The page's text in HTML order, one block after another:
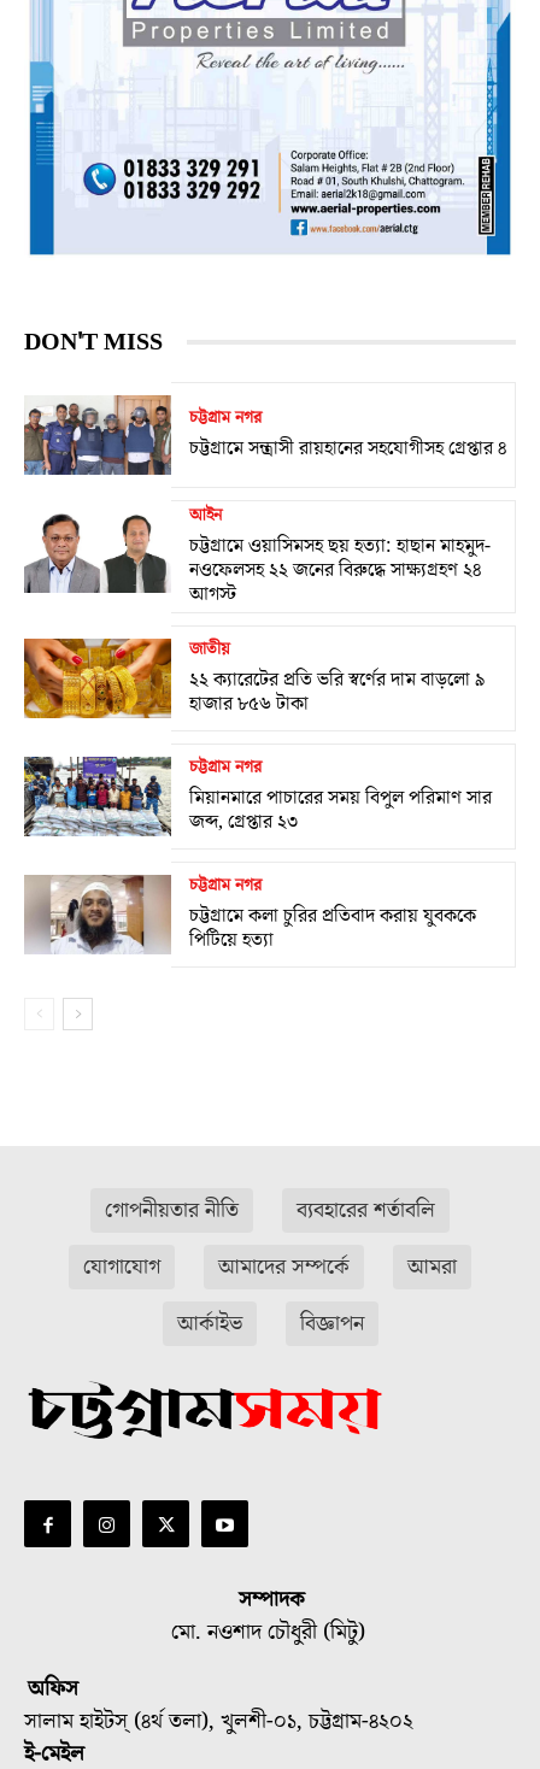
DON'T MISS
চট্টগ্রাম নগর
চট্টগ্রামে সন্ত্রাসী রায়হানের সহযোগীসহ গ্রেপ্তার ৪
আইন
চট্টগ্রামে ওয়াসিমসহ ছয় হত্যা: হাছান মাহমুদ-
নওফেলসহ ২২ জনের বিরুদ্ধে সাক্ষ্যগ্রহণ ২৪
আগস্ট
জাতীয়
২২ ক্যারেটের প্রতি ভরি স্বর্ণের দাম বাড়লো ৯
হাজার ৮৫৬ টাকা
চট্টগ্রাম নগর
মিয়ানমারে পাচারের সময় বিপুল পরিমাণ সার
জব্দ, গ্রেপ্তার ২৩
চট্টগ্রাম নগর
চট্টগ্রামে কলা চুরির প্রতিবাদ করায় যুবককে
পিটিয়ে হত্যা
গোপনীয়তার নীতি
ব্যবহারের শর্তাবলি
যোগাযোগ
আমাদের সম্পর্কে
আমরা
আর্কাইভ
বিজ্ঞাপন
সম্পাদক
মো. নওশাদ চৌধুরী (মিটু)
অফিস
সালাম হাইটস্ (৪র্থ তলা), খুলশী-০১, চট্টগ্রাম-৪২০২
ই-মেইল